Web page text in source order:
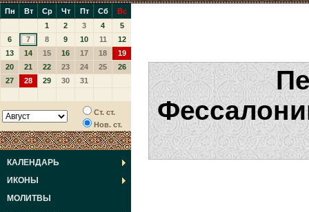
Пн Вт Ср Чт Пт Сб
Вс
1
2 3 4
5
6
7 8 9 10 11
12
13
14 15 16 17 18
19
20
21 22 23 24 25
26
27
28 29 30 31
Ст. ст.
Нов. ст.
КАЛЕНДАРЬ
ИКОНЫ
МОЛИТВЫ